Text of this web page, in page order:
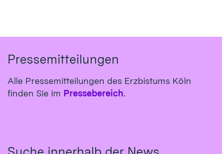
Pressemitteilungen
Alle Pressemitteilungen des Erzbistums Köln
finden Sie im Pressebereich.